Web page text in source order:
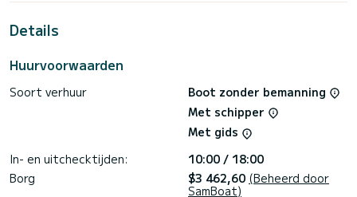
Details
Huurvoorwaarden
Soort verhuur
Boot zonder bemanning
Met schipper
Met gids
In- en uitchecktijden:
10:00 / 18:00
Borg
$3 462,60 (Beheerd door
SamBoat)